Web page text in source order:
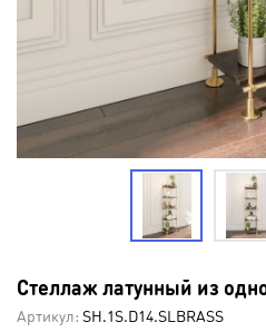
Стеллаж латунный из
Артикул: SH.1S.D14.SLBRASS